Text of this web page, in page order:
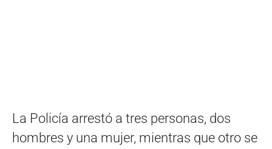
La Policía arrestó a tres personas, dos
hombres y una mujer, mientras que otro se